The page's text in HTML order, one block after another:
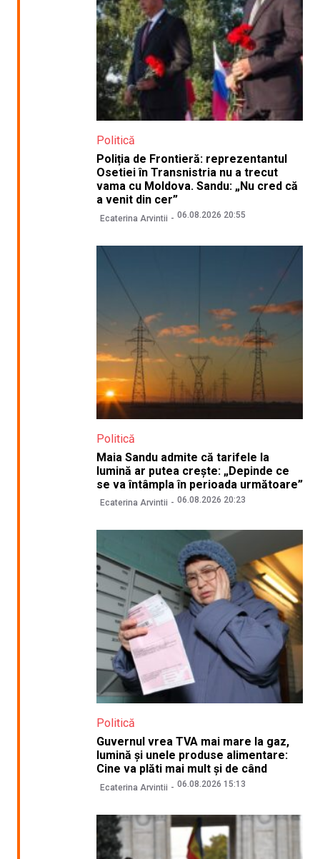
Politică
Poliția de Frontieră: reprezentantul
Osetiei în Transnistria nu a trecut
vama cu Moldova. Sandu: „Nu cred că
a venit din cer”
Ecaterina Arvintii 06.08.2026 20:55
Politică
Maia Sandu admite că tarifele la
lumină ar putea crește: „Depinde ce
se va întâmpla în perioada următoare”
Ecaterina Arvintii 06.08.2026 20:23
Politică
Guvernul vrea TVA mai mare la gaz,
lumină și unele produse alimentare:
Cine va plăti mai mult și de când
Ecaterina Arvintii 06.08.2026 15:13